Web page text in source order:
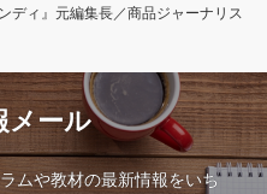
ィ』元編集長／商品ジャーナリス
メール
ムや教材の最新情報をいち